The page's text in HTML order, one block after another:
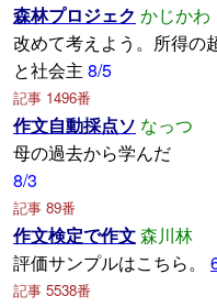
森林プロジェク かじかわ
改めて考えよう。所得の
と社会主 8/5
記事 1496番
作文自動採点ソ なっつ
母の過去から学ん
8/3
記事 89番
作文検定で作文森川林
評価サンプルはこちら。
記事 5538番